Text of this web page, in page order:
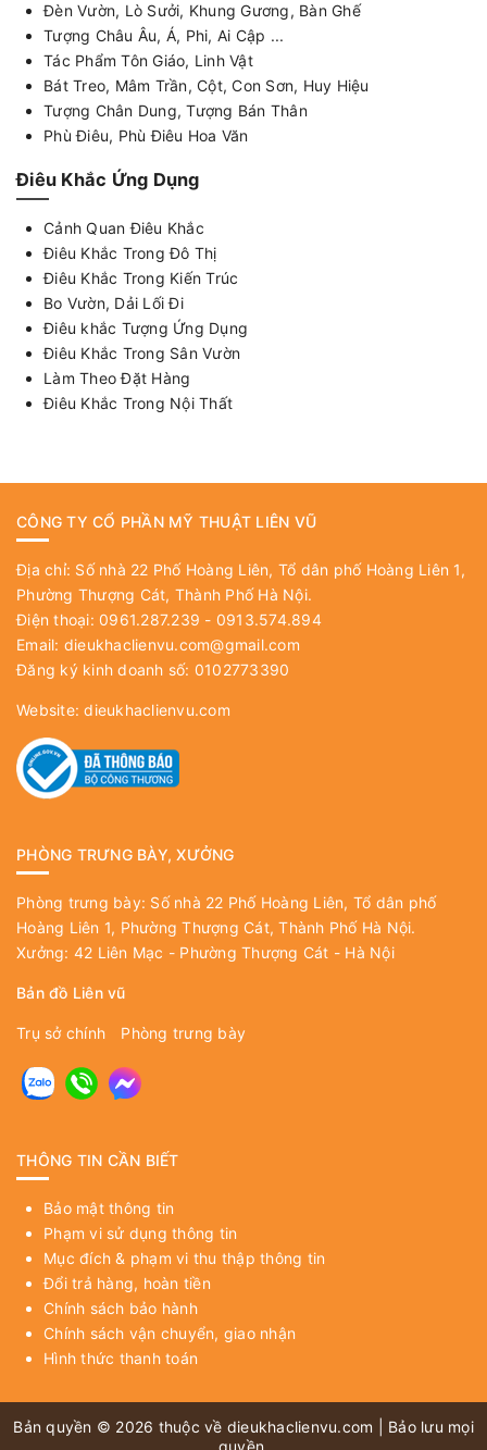
Đèn Vườn, Lò Sưởi, Khung Gương, Bàn Ghế
Tượng Châu Âu, Á, Phi, Ai Cập ...
Tác Phẩm Tôn Giáo, Linh Vật
Bát Treo, Mâm Trần, Cột, Con Sơn, Huy Hiệu
Tượng Chân Dung, Tượng Bán Thân
Phù Điêu, Phù Điêu Hoa Văn
Điêu Khắc Ứng Dụng
Cảnh Quan Điêu Khắc
Điêu Khắc Trong Đô Thị
Điêu Khắc Trong Kiến Trúc
Bo Vườn, Dải Lối Đi
Điêu khắc Tượng Ứng Dụng
Điêu Khắc Trong Sân Vườn
Làm Theo Đặt Hàng
Điêu Khắc Trong Nội Thất
CÔNG TY CỔ PHẦN MỸ THUẬT LIÊN VŨ
Địa chỉ: Số nhà 22 Phố Hoàng Liên, Tổ dân phố Hoàng Liên 1,
Phường Thượng Cát, Thành Phố Hà Nội.
Điện thoại: 0961.287.239 - 0913.574.894
Email: dieukhaclienvu.com@gmail.com
Đăng ký kinh doanh số: 0102773390
Website:dieukhaclienvu.com
PHÒNG TRƯNG BÀY, XƯỞNG
Phòng trưng bày: Số nhà 22 Phố Hoàng Liên, Tổ dân phố
Hoàng Liên 1, Phường Thượng Cát, Thành Phố Hà Nội.
Xưởng: 42 Liên Mạc - Phường Thượng Cát - Hà Nội
Bản đồ Liên vũ
Trụ sở chính Phòng trưng bày
THÔNG TIN CẦN BIẾT
Bảo mật thông tin
Phạm vi sử dụng thông tin
Mục đích & phạm vi thu thập thông tin
Đổi trả hàng, hoàn tiền
Chính sách bảo hành
Chính sách vận chuyển, giao nhận
Hình thức thanh toán
Bản quyền © 2026 thuộc về dieukhaclienvu.com | Bảo lưu mọi
quyền.